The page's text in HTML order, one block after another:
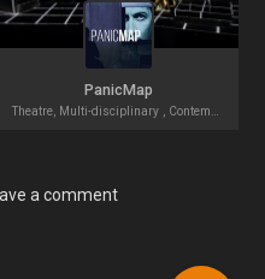
PanicMap
a comment